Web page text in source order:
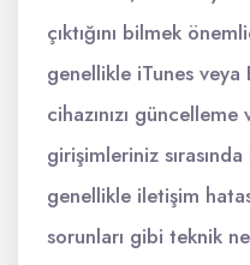
çıktığını bilmek
genellikle iTunes
cihazınızı
girişimleriniz sırasında
genellikle iletişim
sorunları gibi teknik